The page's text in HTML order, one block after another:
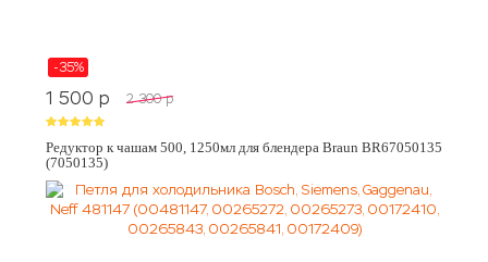
-35%
1 500 p 2 300 p
Редуктор к чашам 500, 1250мл для блендера Braun BR67050135
(7050135)